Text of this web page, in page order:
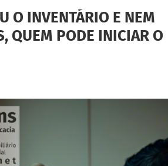
O INVENTÁRIO E NEM
QUEM PODE INICIAR O